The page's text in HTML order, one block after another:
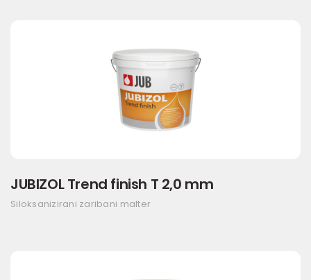
JUBIZOL Trend finish T 2,0 mm
Siloksanizirani zaribani malter